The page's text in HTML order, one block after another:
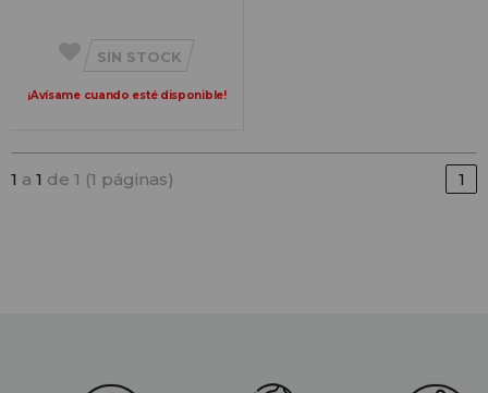
SIN STOCK
¡Avísame cuando esté disponible!
1 a 1 de 1 (1 páginas) 1